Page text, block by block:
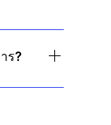
จะได้รับ
!
ร?
งนั้นคุณจึง